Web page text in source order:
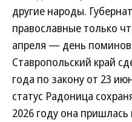
другие народы.
православные только
апреля — день
Ставропольский край
года по закону от 23
статус Радоница
2026 году она пришлась